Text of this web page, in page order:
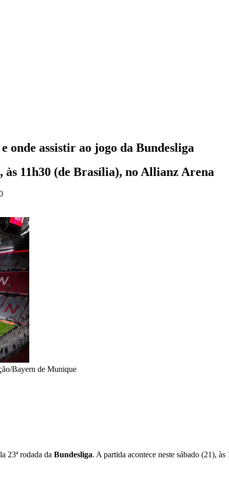
assistir ao jogo da Bundesliga
às 11h30 (de Brasília), no Allianz Arena
Bayern de Munique
23ª rodada da Bundesliga. A partida acontece neste sábado (21),